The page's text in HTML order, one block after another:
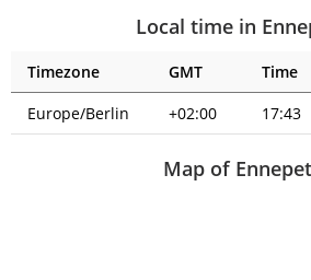
Local time in
Timezone GMT
Time
Europe/Berlin
+02:00 17:43
Map of